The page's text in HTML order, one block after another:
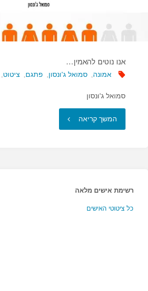
אנו נוטים להאמין…
אמונה, סמואל ג'ונסון, פתגם, ציטוט,
סמואל ג'ונסון
המשך קריאה "אנו
רשימת אישים מלאה
כל ציטוטי האישים